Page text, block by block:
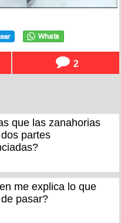
2
que las zanahorias
partes
me explica lo que
pasar?